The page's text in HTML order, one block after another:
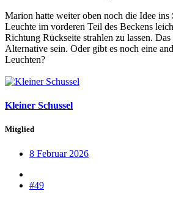
Marion hatte weiter oben noch die Idee ins
Leuchte im vorderen Teil des Beckens
Richtung Rückseite strahlen zu lassen.
Alternative sein. Oder gibt es noch eine
Leuchten?
Kleiner Schussel
Mitglied
8 Februar 2026
#49